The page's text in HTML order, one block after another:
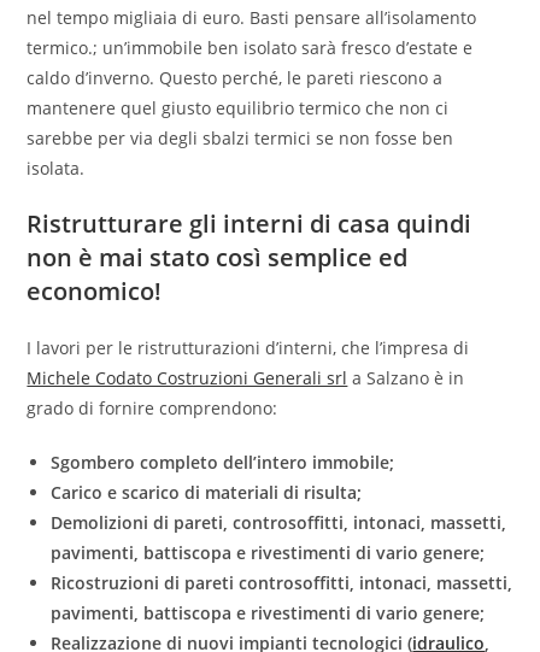
nel tempo migliaia di euro. Basti pensare all’isolamento
termico.; un’immobile ben isolato sarà fresco d’estate e
caldo d’inverno. Questo perché, le pareti riescono a
mantenere quel giusto equilibrio termico che non ci
sarebbe per via degli sbalzi termici se non fosse ben
isolata.
Ristrutturare gli interni di casa quindi
non è mai stato così semplice ed
economico!
I lavori per le ristrutturazioni d’interni, che l’impresa di
Michele Codato Costruzioni Generali srl a Salzano è in
grado di fornire comprendono:
Sgombero completo dell’intero immobile;
Carico e scarico di materiali di risulta;
Demolizioni di pareti, controsoffitti, intonaci, massetti,
pavimenti, battiscopa e rivestimenti di vario genere;
Ricostruzioni di pareti controsoffitti, intonaci, massetti,
pavimenti, battiscopa e rivestimenti di vario genere;
Realizzazione di nuovi impianti tecnologici (idraulico,